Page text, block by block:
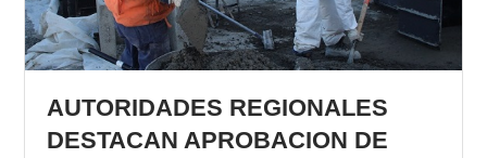
AUTORIDADES REGIONALES
DESTACAN APROBACION DE